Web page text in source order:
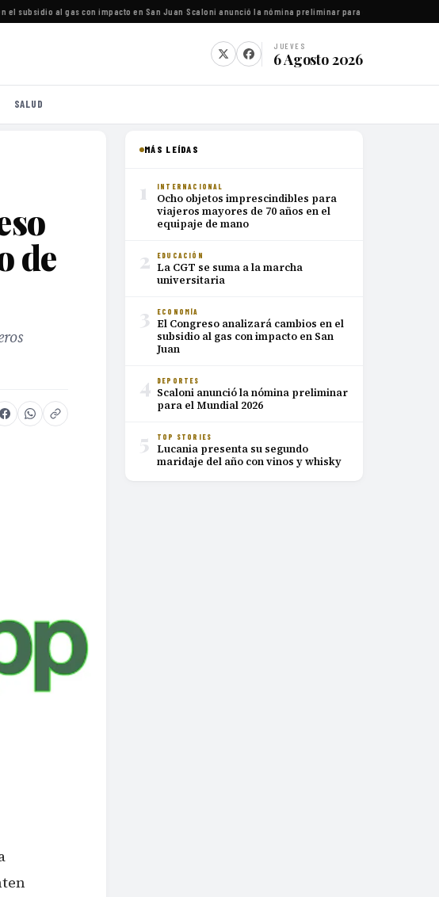
subsidio al gas con impacto en San Juan·Scaloni anunció la nómina preliminar para el Mundial 2026
JUEVES
6 Agosto 2026
SALUD
de
MÁS LEÍDAS
1 INTERNACIONAL
Ocho objetos imprescindibles para
viajeros mayores de 70 años en el
equipaje de mano
2 EDUCACIÓN
La CGT se suma a la marcha
universitaria
3 ECONOMÍA
El Congreso analizará cambios en el
subsidio al gas con impacto en San
Juan
4 DEPORTES
Scaloni anunció la nómina preliminar
para el Mundial 2026
5 TOP STORIES
Lucania presenta su segundo
maridaje del año con vinos y whisky